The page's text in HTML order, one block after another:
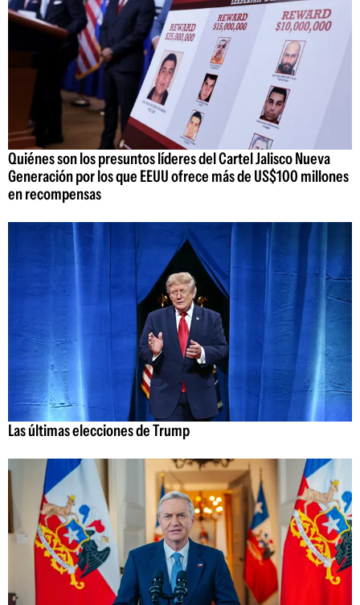
Quiénes son los presuntos líderes del Cartel Jalisco Nueva
Generación por los que EEUU ofrece más de US$100 millones
en recompensas
Las últimas elecciones de Trump